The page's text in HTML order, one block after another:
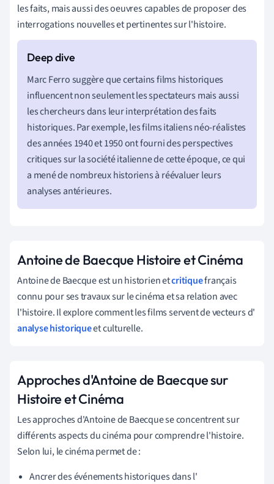
les faits, mais aussi des oeuvres capables de proposer des
interrogations nouvelles et pertinentes sur l'histoire.
Marc Ferro suggère que certains films historiques
influencent non seulement les spectateurs mais aussi
les chercheurs dans leur interprétation des faits
historiques. Par exemple, les films italiens néo-réalistes
des années 1940 et 1950 ont fourni des perspectives
critiques sur la société italienne de cette époque, ce qui
a mené de nombreux historiens à réévaluer leurs
analyses antérieures.
Antoine de Baecque Histoire et Cinéma
Antoine de Baecque est un historien etcritiquefrançais
connu pour ses travaux sur le cinéma et sa relation avec
l'histoire. Il explore comment les films servent de vecteurs d'
analyse historiqueet culturelle.
Approches d'Antoine de Baecque sur
Histoire et Cinéma
Les approches d'Antoine de Baecque se concentrent sur
différents aspects du cinéma pour comprendre l'histoire.
Selon lui, le cinéma permet de :
Ancrer des événements historiques dans l'